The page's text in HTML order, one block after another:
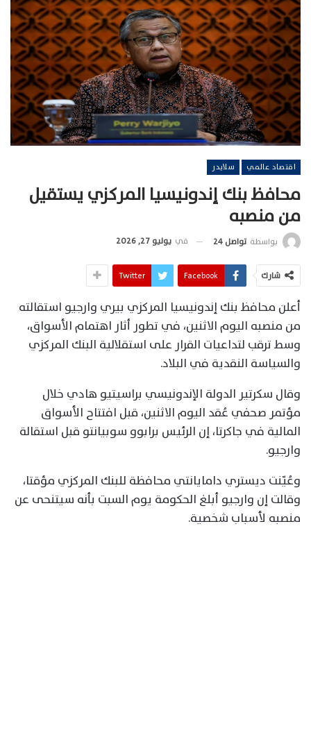
اقتصاد عالمي سلايدر
محافظ بنك إندونيسيا المركزي يستقيل
من منصبه
بواسطة تواصل 24 في يوليو 27, 2026
شارك Facebook
Twitter
أعلن محافظ بنك إندونيسيا المركزي بيري وارجيو استقالته
من منصبه اليوم الاثنين، في تطور أثار اهتمام الأسواق،
وسط ترقب لتداعيات القرار على استقلالية البنك المركزي
والسياسة النقدية في البلاد.
وقال سكرتير الدولة الإندونيسي براسيتيو هادي خلال
مؤتمر صحفي عُقد اليوم الاثنين، قبل افتتاح الأسواق
المالية في جاكرتا، إن الرئيس برابوو سوبيانتو قبل استقالة
وارجيو.
وعُيّنت ديستري دامايانتي محافظة للبنك المركزي مؤقتا،
وقالت إن وارجيو أبلغ الحكومة يوم السبت بأنه ‌سيتنحى عن
منصبه لأسباب شخصية.